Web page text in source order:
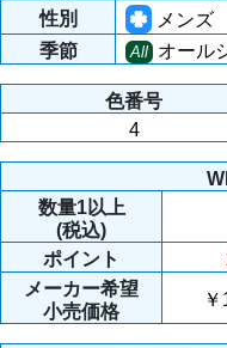
性別
メンズ
季節
All オール
色番号
4
数量1以上
(税込)
ポイント
メーカー希望
小売価格